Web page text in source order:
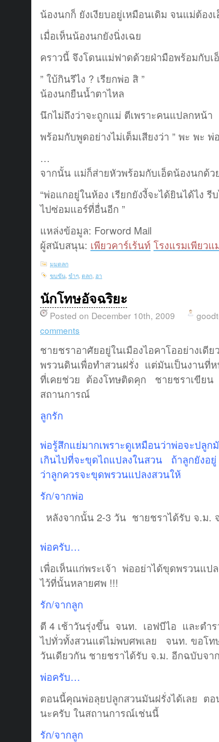
น้องนกก็ ยังเงียบอยู่เหมือนเดิม จนแม่ต้องเ
เมื่อเห็นน้องนกยังนิ่งเฉย
คราวนี้ จึงโดนแม่ฟาดด้วยฝ่ามือพร้อมกับเ
” ใบ้กินรึไง ? เรียกพ่อ สิ ”
น้องนกยืนนํ้าตาไหล
นึกไม่ถึงว่าจะถูกแม่ ตีเพราะคนแปลกหน้า
พร้อมกับพูดอย่างไม่เต็มเสียงว่า ” พะ พะ พ่
…
จากนั้น แม่ก็ส่ายหัวพร้อมกับเอ็ดน้องนกด้ว
“พ่อแกอยู่ในห้อง เรียกยังงี้จะได้ยินได้ไง รี
ไปซ่อมแอร์ที่อื่นอีก ”
แหล่งข้อมูล: Forword Mail
ผู้สนับสนุน: เพียวคาร์เร้นท์ โรงแรมเพียว
มุมตลก
ขบขัน ขำๆ ตลก ฮา
นักโทษอัจฉริยะ
Posted on December 10th, 2009
comments
ชายชราอาศัยอยู่ในเมืองไอคาโออย่างเดี
พรวนดินเพื่อทำสวนฝรั่ง แต่มันเป็นงานที่
ที่เคยช่วย ต้องโทษติดคุก ชายชราเขียน
สถานการณ์
ลูกรัก
พ่อรู้สึกแย่มากเพราะดูเหมือนว่าพ่อจะปลู
เกินไปที่จะขุดไถแปลงในสวน ถ้าลูกยัง
ว่าลูกควรจะขุดพรวนแปลงสวนให้
รัก/จากพ่อ
หลังจากนั้น 2-3 วัน ชายชราได้รับ จ.ม
พ่อครับ…
เพื่อเห็นแก่พระเจ้า พ่ออย่าได้ขุดพรวนแ
ไว้ที่นั้นหลายศพ !!!
รัก/จากลูก
ตี 4 เช้าวันรุ่งขึ้น จนท. เอฟบีไอ และตำ
ไปทั่วทั้งสวนแต่ไม่พบศพเลย จนท. ขอโ
วันเดียวกัน ชายชราได้รับ จ.ม. อีกฉบับจ
พ่อครับ…
ตอนนี้คุณพ่อลุยปลูกสวนมันฝรั่งได้เลย ตอ
นะครับ ในสถานการณ์เช่นนี้
รัก/จากลูก